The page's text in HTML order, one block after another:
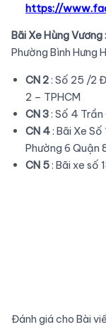
https://
Bãi Xe Hùng Vương :
Phường Bình Hưng
CN 2: Số 25 /2
2 – TPHCM
CN 3: Số 4 Trần
CN 4: Bãi Xe
Phường 6 Quận
CN 5: Bãi xe số
Đánh giá cho Bài